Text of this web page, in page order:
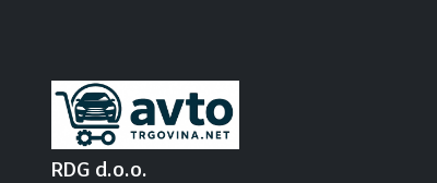
RDG d.o.o.